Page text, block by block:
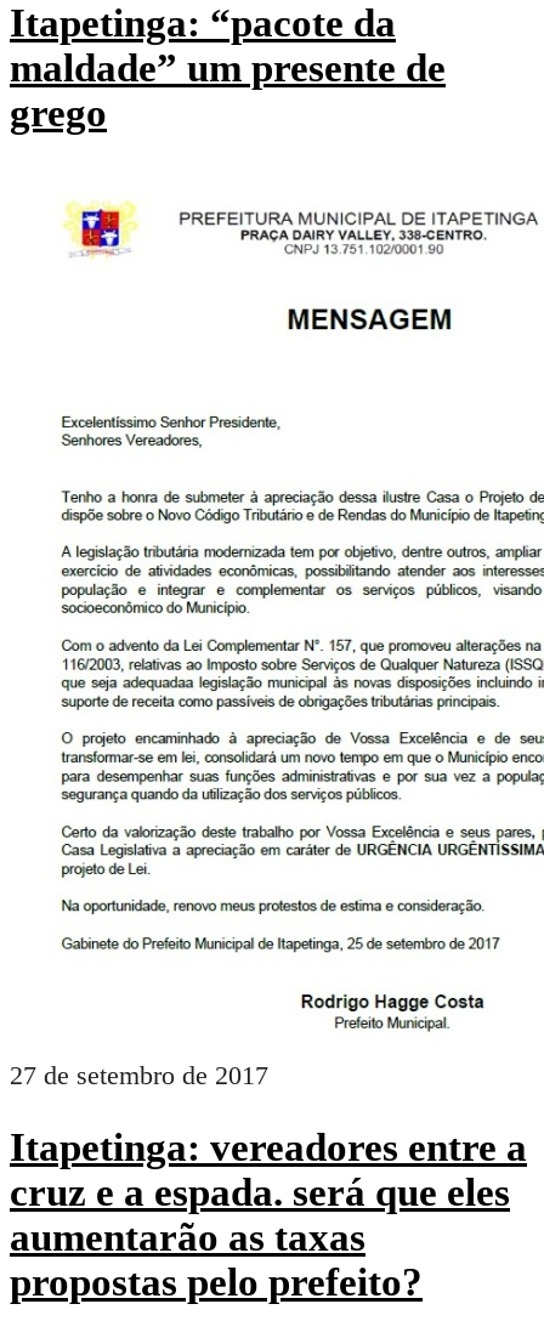
Itapetinga: “pacote da
maldade” um presente de
grego
27 de setembro de 2017
Itapetinga: vereadores entre a
cruz e a espada. será que eles
aumentarão as taxas
propostas pelo prefeito?